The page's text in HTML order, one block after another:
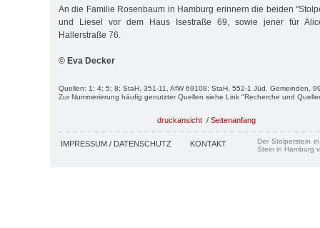
An die Familie Rosenbaum in Hamburg erinnern die beiden
und Liesel vor dem Haus Isestraße 69, sowie jener für
Hallerstraße 76.
© Eva Decker
Quellen: 1; 4; 5; 8; StaH, 351-11, AfW 69108; StaH, 552-1 Jüd. Gemeinden,
Zur Nummerierung häufig genutzter Quellen siehe Link "Recherche und
druckansicht / Seitenanfang
IMPRESSUM / DATENSCHUTZ KONTAKT
Der Stolperstein
Stein in Hamburg